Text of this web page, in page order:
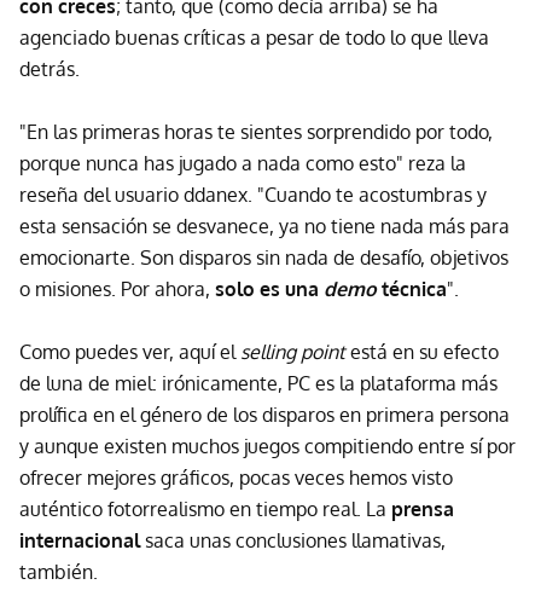
con creces; tanto, que (como decía arriba) se ha
agenciado buenas críticas a pesar de todo lo que lleva
detrás.
"En las primeras horas te sientes sorprendido por todo,
porque nunca has jugado a nada como esto" reza la
reseña del usuario ddanex. "Cuando te acostumbras y
esta sensación se desvanece, ya no tiene nada más para
emocionarte. Son disparos sin nada de desafío, objetivos
o misiones. Por ahora, solo es una demotécnica".
Como puedes ver, aquí el selling pointestá en su efecto
de luna de miel: irónicamente, PC es la plataforma más
prolífica en el género de los disparos en primera persona
y aunque existen muchos juegos compitiendo entre sí por
ofrecer mejores gráficos, pocas veces hemos visto
auténtico fotorrealismo en tiempo real. La prensa
internacionalsaca unas conclusiones llamativas,
también.